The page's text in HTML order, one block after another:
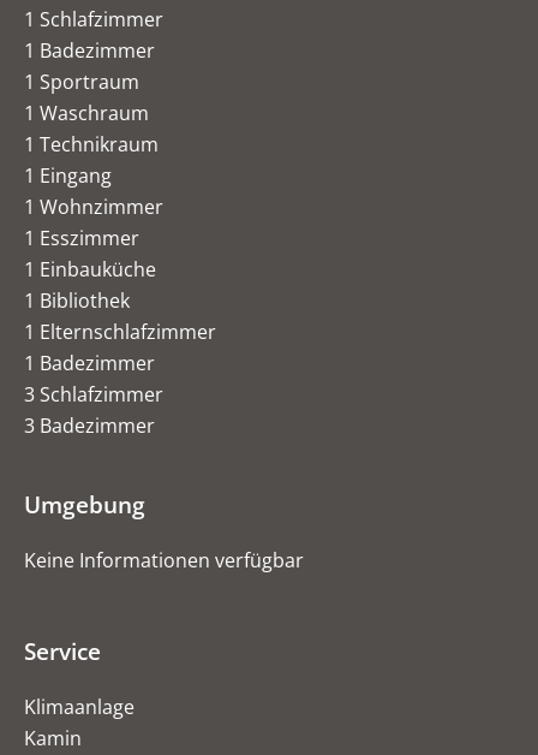
1 Schlafzimmer
1 Badezimmer
1 Sportraum
1 Waschraum
1 Technikraum
1 Eingang
1 Wohnzimmer
1 Esszimmer
1 Einbauküche
1 Bibliothek
1 Elternschlafzimmer
1 Badezimmer
3 Schlafzimmer
3 Badezimmer
Umgebung
Keine Informationen verfügbar
Service
Klimaanlage
Kamin